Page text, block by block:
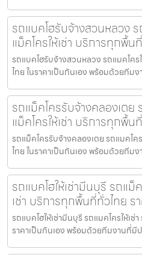
รถแบคโฮรับจ้างสวนหลวง
แม็คโครให้เช่า บริการทุกพื้น
รถแบคโฮรับจ้างสวนหลวง รถแมคโคร
ไทย ในราคาเป็นกันเอง พร้อมด้วยทีม
รถแม็คโครรับจ้างคลองเตย
แม็คโครให้เช่า บริการทุกพื้น
รถแม็คโครรับจ้างคลองเตย รถแมคโค
ไทย ในราคาเป็นกันเอง พร้อมด้วยทีม
รถแบคโฮให้เช่ามีนบุรี รถแม็
เช่า บริการทุกพื้นที่ทั่วไทย ร
รถแบคโฮให้เช่ามีนบุรี รถแมคโครให้เ
ราคาเป็นกันเอง พร้อมด้วยทีมงานที่มี